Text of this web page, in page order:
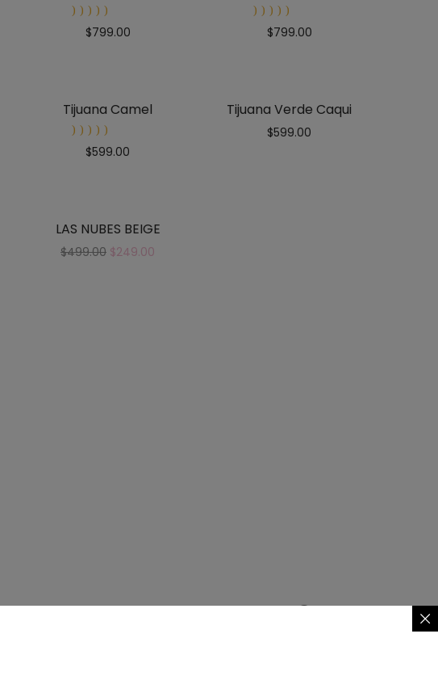
5.00out
$799.00
5.00out
$799.00
Tijuana Camel
5.00out
$599.00
Tijuana Verde Caqui
$599.00
LAS NUBES BEIGE
$499.00 $249.00